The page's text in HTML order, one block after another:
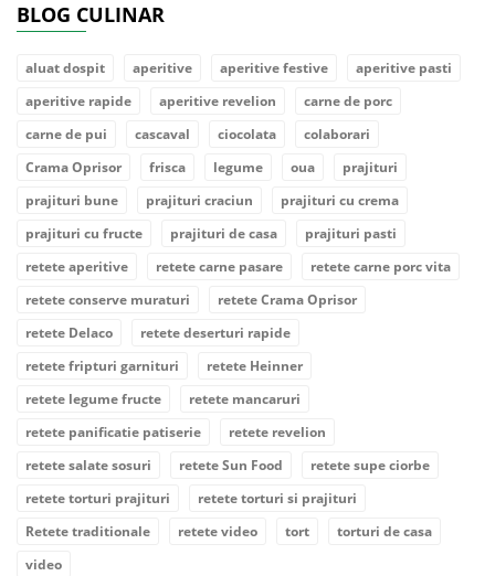
BLOG CULINAR
aluat dospit aperitive aperitive festive
aperitive pasti
aperitive rapide
aperitive revelion
carne de porc
carne de pui
cascaval ciocolata
colaborari
Crama Oprisor
frisca legume oua
prajituri
prajituri bune
prajituri craciun
prajituri cu crema
prajituri cu fructe
prajituri de casa
prajituri pasti
retete aperitive
retete carne pasare
retete carne porc vita
retete conserve muraturi
retete Crama Oprisor
retete Delaco
retete deserturi rapide
retete fripturi garnituri
retete Heinner
retete legume fructe
retete mancaruri
retete panificatie patiserie
retete revelion
retete salate sosuri
retete Sun Food
retete supe ciorbe
retete torturi prajituri
retete torturi si prajituri
Retete traditionale
retete video tort
torturi de casa
video